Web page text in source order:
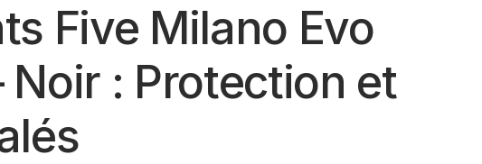
Five Milano Evo
: Protection et